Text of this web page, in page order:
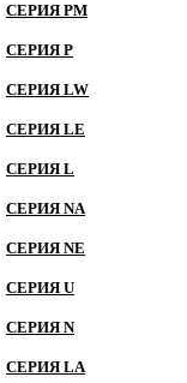
СЕРИЯ PM
СЕРИЯ P
СЕРИЯ LW
СЕРИЯ LE
СЕРИЯ L
СЕРИЯ NA
СЕРИЯ NE
СЕРИЯ U
СЕРИЯ N
СЕРИЯ LA